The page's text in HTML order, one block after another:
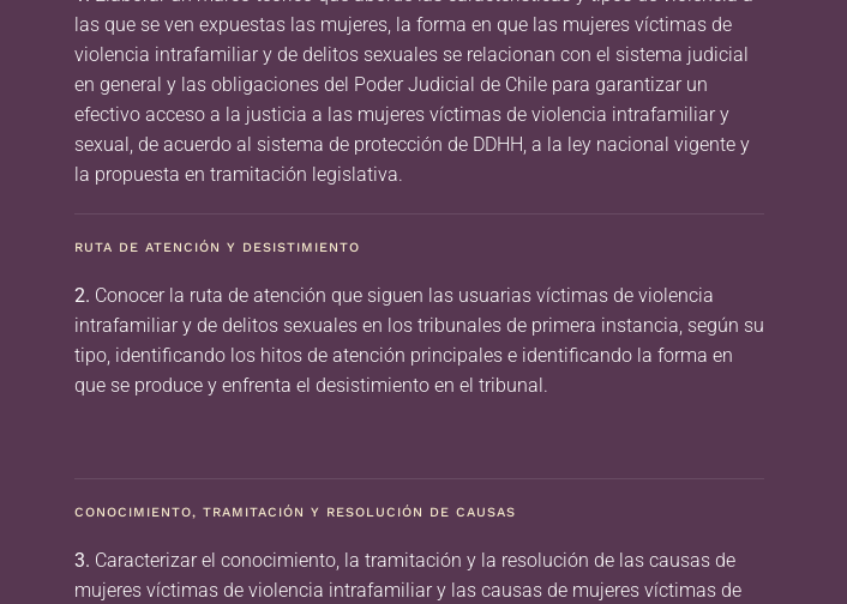
las que se ven expuestas las mujeres, la forma en que las mujeres víctimas de
violencia intrafamiliar y de delitos sexuales se relacionan con el sistema judicial
en general y las obligaciones del Poder Judicial de Chile para garantizar un
efectivo acceso a la justicia a las mujeres víctimas de violencia intrafamiliar y
sexual, de acuerdo al sistema de protección de DDHH, a la ley nacional vigente y
la propuesta en tramitación legislativa.
RUTA DE ATENCIÓN Y DESISTIMIENTO
2. Conocer la ruta de atención que siguen las usuarias víctimas de violencia
intrafamiliar y de delitos sexuales en los tribunales de primera instancia, según su
tipo, identificando los hitos de atención principales e identificando la forma en
que se produce y enfrenta el desistimiento en el tribunal.
CONOCIMIENTO, TRAMITACIÓN Y RESOLUCIÓN DE CAUSAS
3. Caracterizar el conocimiento, la tramitación y la resolución de las causas de
mujeres víctimas de violencia intrafamiliar y las causas de mujeres víctimas de